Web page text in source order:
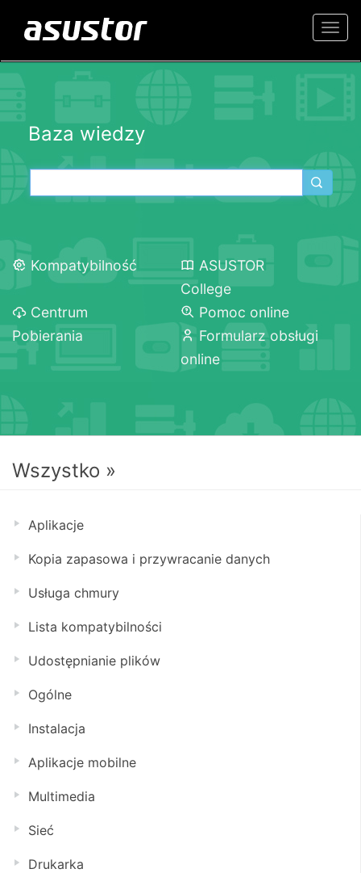
Baza wiedzy
Kompatybilność
ASUSTOR
College
Centrum
Pobierania
Pomoc online
Formularz obsługi
online
Wszystko »
Aplikacje
Kopia zapasowa i przywracanie danych
Usługa chmury
Lista kompatybilności
Udostępnianie plików
Ogólne
Instalacja
Aplikacje mobilne
Multimedia
Sieć
Drukarka